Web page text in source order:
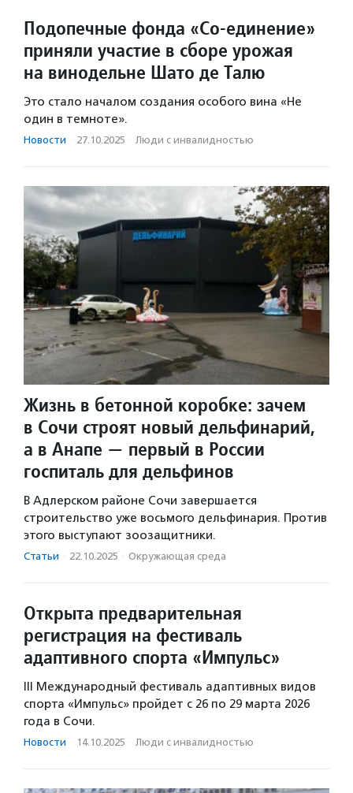
Подопечные фонда «Со-единение»
приняли участие в сборе урожая
на винодельне Шато де Талю
Это стало началом создания особого вина «Не
один в темноте».
Новости · 27.10.2025 · Люди с инвалидностью
Жизнь в бетонной коробке: зачем
в Сочи строят новый дельфинарий,
а в Анапе — первый в России
госпиталь для дельфинов
В Адлерском районе Сочи завершается
строительство уже восьмого дельфинария. Против
этого выступают зоозащитники.
Статьи · 22.10.2025 · Окружающая среда
Открыта предварительная
регистрация на фестиваль
адаптивного спорта «Импульс»
III Международный фестиваль адаптивных видов
спорта «Импульс» пройдет с 26 по 29 марта 2026
года в Сочи.
Новости · 14.10.2025 · Люди с инвалидностью